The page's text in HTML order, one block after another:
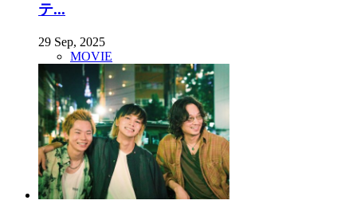
テ...
29 Sep, 2025
MOVIE